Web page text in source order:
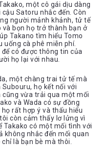
một cô gái dịu dàng
cậu Satoru nhắc đến. Còn
người mảnh khảnh, tử tế
bọn họ trở thành bạn ở
Takano tìm hiểu Tomo
uống cà phê miễn phí.
có được thông tin của
họ lại với nhau.
một chàng trai tử tế mà
họ kết nối với
cũng vừa trải qua một mối
và Wada có sự đồng
rất hợp ý và thấu hiểu
còn cảm thấy lơ lửng vì
Takako có một mối tình với
không nhắc đến mối quan
là bạn bè mà thôi.